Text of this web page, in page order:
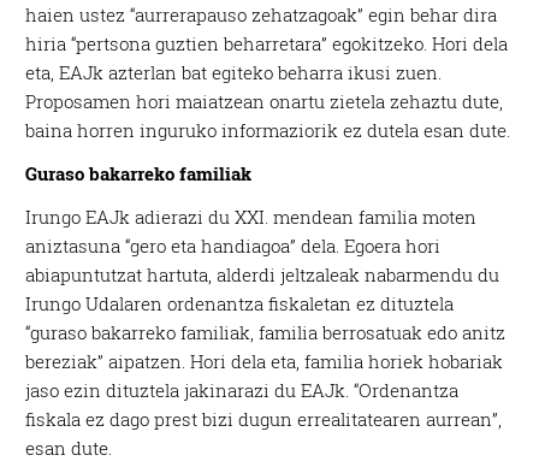
haien ustez “aurrerapauso zehatzagoak” egin behar dira
hiria “pertsona guztien beharretara” egokitzeko. Hori dela
eta, EAJk azterlan bat egiteko beharra ikusi zuen.
Proposamen hori maiatzean onartu zietela zehaztu dute,
baina horren inguruko informaziorik ez dutela esan dute.
Guraso bakarreko familiak
Irungo EAJk adierazi du XXI. mendean familia moten
aniztasuna “gero eta handiagoa” dela. Egoera hori
abiapuntutzat hartuta, alderdi jeltzaleak nabarmendu du
Irungo Udalaren ordenantza fiskaletan ez dituztela
“guraso bakarreko familiak, familia berrosatuak edo anitz
bereziak” aipatzen. Hori dela eta, familia horiek hobariak
jaso ezin dituztela jakinarazi du EAJk. “Ordenantza
fiskala ez dago prest bizi dugun errealitatearen aurrean”,
esan dute.